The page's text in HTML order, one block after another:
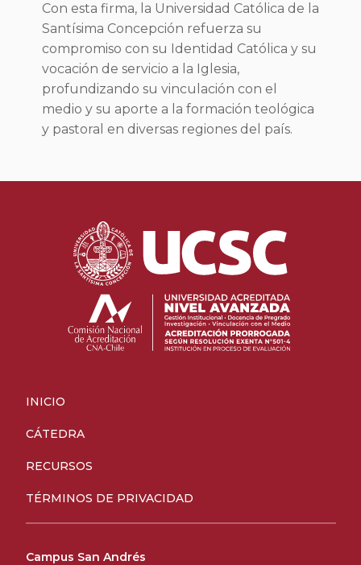
Con esta firma, la Universidad Católica de la
Santísima Concepción refuerza su
compromiso con su Identidad Católica y su
vocación de servicio a la Iglesia,
profundizando su vinculación con el
medio y su aporte a la formación teológica
y pastoral en diversas regiones del país.
INICIO
CÁTEDRA
RECURSOS
TÉRMINOS DE PRIVACIDAD
Campus San Andrés